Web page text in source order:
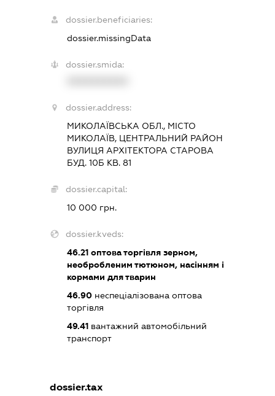
dossier.beneficiaries:
dossier.missingData
dossier.smida:
dossier.address:
МИКОЛАЇВСЬКА ОБЛ., МІСТО
МИКОЛАЇВ, ЦЕНТРАЛЬНИЙ РАЙОН
ВУЛИЦЯ АРХІТЕКТОРА СТАРОВА
БУД. 10Б КВ. 81
dossier.capital:
10 000 грн.
dossier.kveds:
46.21 оптова торгівля зерном,
необробленим тютюном, насінням і
кормами для тварин
46.90 неспеціалізована оптова
торгівля
49.41 вантажний автомобільний
транспорт
dossier.tax